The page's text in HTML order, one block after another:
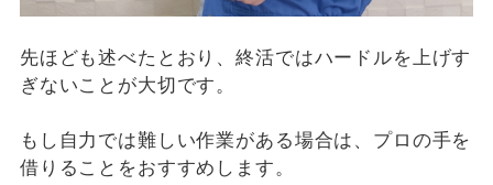
先ほども述べたとおり、終活ではハードルを上げす
ぎないことが大切です。
もし自力では難しい作業がある場合は、プロの手を
借りることをおすすめします。